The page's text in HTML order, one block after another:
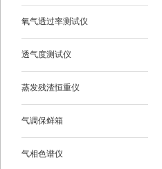
氧气透过率测试仪
透气度测试仪
蒸发残渣恒重仪
气调保鲜箱
气相色谱仪